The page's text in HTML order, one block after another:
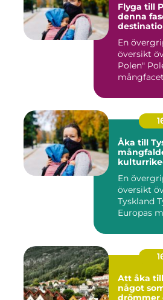
Flyga till
denna
En
översikt
Polen" Polen är ett
Åka till
En
översikt
Tyskland Tyskland är en av
Europas
Att åka
något
drömmer